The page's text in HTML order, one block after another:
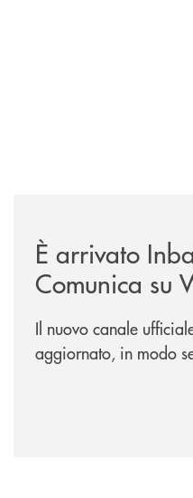
È arrivato
Comunica su
Il nuovo canale
aggiornato, in modo